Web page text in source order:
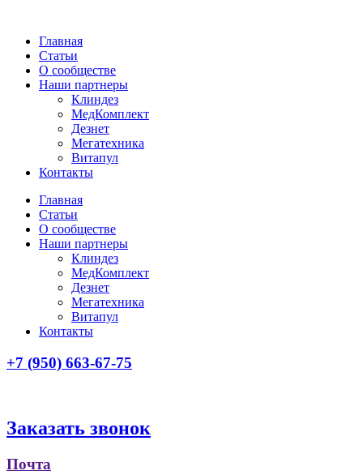
Главная
Статьи
О сообществе
Наши партнеры
Клиндез
МедКомплект
Дезнет
Мегатехника
Витапул
Контакты
Главная
Статьи
О сообществе
Наши партнеры
Клиндез
МедКомплект
Дезнет
Мегатехника
Витапул
Контакты
+7 (950) 663-67-75
Заказать звонок
Почта